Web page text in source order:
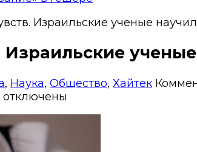
Израильские ученые
, Наука, Общество, Хайтек
отключены